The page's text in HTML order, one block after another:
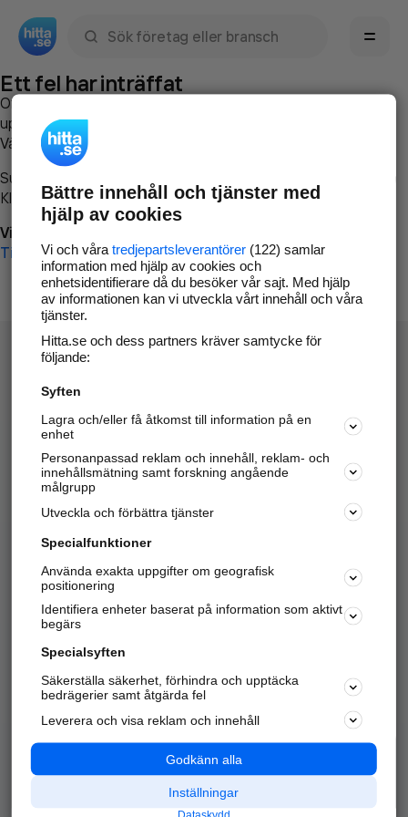
Ett fel har inträffat
Om du vill kan du
uppstod så att vi lättare och snabbare kan avhjälpa det.
Vänligen försök med följande:
Surfa till
Klicka påTillbaka-knappen i webbläsaren och försök igen
Vi beklagar besväret!
Till startsidan
Hitta.se - Gratis nummerupplysning.
Sök företag, personer och platser.
Hitta telefonnummer, adresser, företagsinfo mm.
Marknadsför företaget
Kom igång och annonsera mot
samarbetspartners nära dig.
Alla kategorier
Populära sökningar
API & Kartor
Annonsera
Integritet
Nödnummer
Bättre innehåll och tjänster med
hjälp av cookies
Vi och våra tredjepartsleverantörer(122) samlar
information med hjälp av cookies och
enhetsidentifierare då du besöker vår sajt. Med hjälp
av informationen kan vi utveckla vårt innehåll och våra
tjänster.
Hitta.se och dess partners kräver samtycke för
följande:
Syften
Lagra och/eller få åtkomst till information på en
enhet
Personanpassad reklam och innehåll, reklam- och
innehållsmätning samt forskning angående
målgrupp
Utveckla och förbättra tjänster
Specialfunktioner
Använda exakta uppgifter om geografisk
positionering
Identifiera enheter baserat på information som aktivt
begärs
Specialsyften
Säkerställa säkerhet, förhindra och upptäcka
bedrägerier samt åtgärda fel
Leverera och visa reklam och innehåll
Godkänn alla
Inställningar
Dataskydd